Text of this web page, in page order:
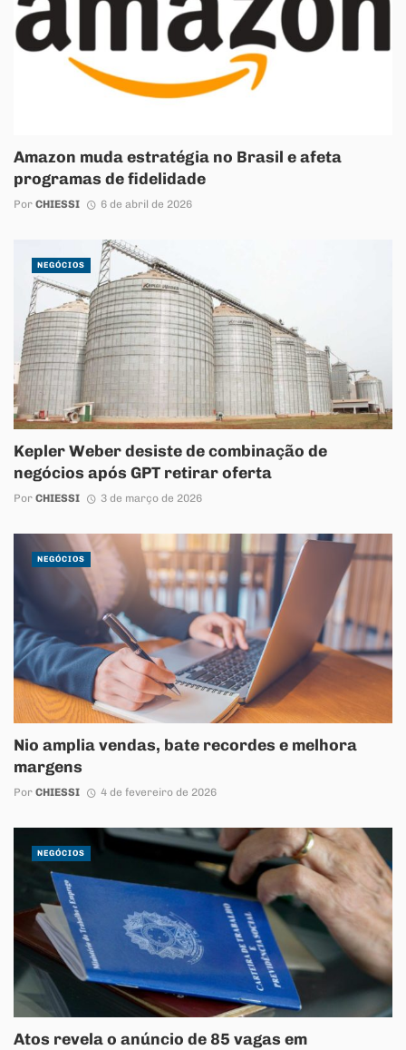
Amazon muda estratégia no Brasil e afeta
programas de fidelidade
Por CHIESSI 6 de abril de 2026
Kepler Weber desiste de combinação de
negócios após GPT retirar oferta
Por CHIESSI 3 de março de 2026
NEGÓCIOS
Nio amplia vendas, bate recordes e melhora
margens
Por CHIESSI 4 de fevereiro de 2026
NEGÓCIOS
Atos revela o anúncio de 85 vagas em
NEGÓCIOS